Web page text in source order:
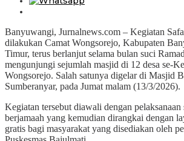
Banyuwangi, Jurnalnews.com – Kegiatan
dilakukan Camat Wongsorejo, Kabupaten
Timur, terus berlanjut selama bulan suci
mengunjungi sejumlah masjid di 12 desa se-
Wongsorejo. Salah satunya digelar di Masjid
Sumberanyar, pada Jumat malam (13/3/2026).
Kegiatan tersebut diawali dengan pelaksanaan
berjamaah yang kemudian dirangkai dengan
gratis bagi masyarakat yang disediakan oleh